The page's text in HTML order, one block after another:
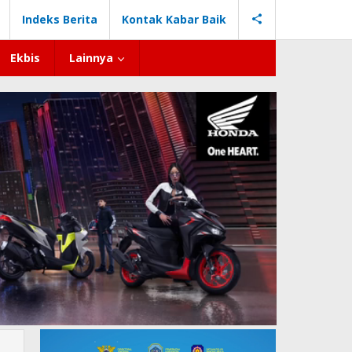
Indeks Berita Kontak Kabar Baik
Ekbis Lainnya